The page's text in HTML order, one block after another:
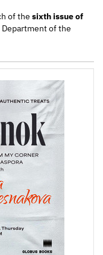
of the sixth issue of
of the